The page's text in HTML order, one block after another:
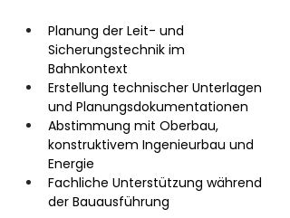
Planung der Leit- und
Sicherungstechnik im
Bahnkontext
Erstellung technischer Unterlagen
und Planungsdokumentationen
Abstimmung mit Oberbau,
konstruktivem Ingenieurbau und
Energie
Fachliche Unterstützung während
der Bauausführung